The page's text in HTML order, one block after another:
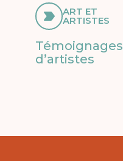
ART ET
ARTISTES
Témoignages
d’artistes